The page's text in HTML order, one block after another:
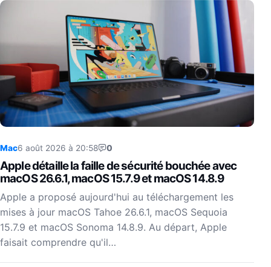
Mac6 août 2026 à 20:58 0
Apple détaille la faille de sécurité bouchée avec
macOS 26.6.1, macOS 15.7.9 et macOS 14.8.9
Apple a proposé aujourd'hui au téléchargement les
mises à jour macOS Tahoe 26.6.1, macOS Sequoia
15.7.9 et macOS Sonoma 14.8.9. Au départ, Apple
faisait comprendre qu'il…